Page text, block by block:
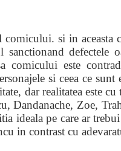
comicului. si in
sanctionand
comicului este
si ceea ce
dar realitatea este
Dandanache, Zoe,
ideala pe care ar
in contrast cu